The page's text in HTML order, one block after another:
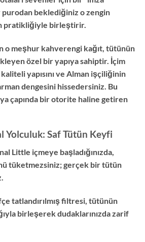
beklediğiniz o zengin
pratikliğiyle birleştirir.
o meşhur kahverengi kağıt, tütünün
özel bir yapıya sahiptir. İçim
yapısını ve Alman işçiliğinin
dengesini hissedersiniz. Bu
çapında bir otorite haline getiren
Yolculuk: Saf Tütün Keyfi
Little içmeye başladığınızda,
tüketmezsiniz; gerçek bir tütün
tatlandırılmış filtresi, tütünün
birleşerek dudaklarınızda zarif